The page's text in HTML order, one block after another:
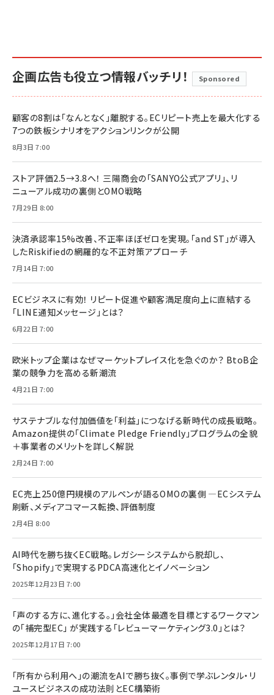
企画広告も役立つ情報バッチリ！ Sponsored
顧客の8割は「なんとなく」離脱する。ECリピート売上を最大化する
7つの鉄板シナリオをアクションリンクが公開
8月3日 7:00
ストア評価2.5→3.8へ！ 三陽商会の「SANYO公式アプリ」、リ
ニューアル成功の裏側とOMO戦略
7月29日 8:00
決済承認率15%改善、不正率ほぼゼロを実現。「and ST」が導入
したRiskifiedの網羅的な不正対策アプローチ
7月14日 7:00
ECビジネスに有効！ リピート促進や顧客満足度向上に直結する
「LINE通知メッセージ」とは？
6月22日 7:00
欧米トップ企業はなぜマーケットプレイス化を急ぐのか？ BtoB企
業の競争力を高める新潮流
4月21日 7:00
サステナブルな付加価値を「利益」につなげる新時代の成長戦略。
Amazon提供の「Climate Pledge Friendly」プログラムの全貌
＋事業者のメリットを詳しく解説
2月24日 7:00
EC売上250億円規模のアルペンが語るOMOの裏側 ―ECシステム
刷新、メディアコマース転換、評価制度
2月4日 8:00
AI時代を勝ち抜くEC戦略。レガシーシステムから脱却し、
「Shopify」で実現するPDCA高速化とイノベーション
2025年12月23日 7:00
「声のする方に、進化する。」会社全体最適を目標とするワークマン
の「補完型EC」 が実践する「レビューマーケティング3.0」とは？
2025年12月17日 7:00
「所有から利用へ」の潮流をAIで勝ち抜く。事例で学ぶレンタル・リ
ユースビジネスの成功法則とEC構築術